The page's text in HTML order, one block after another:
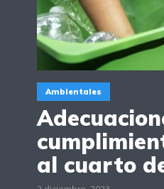
Ambientales
al cuarto